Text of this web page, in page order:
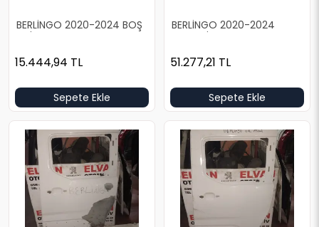
BERLİNGO 2020-2024 BOŞ
GRİ SOL ARKA KAPI
15.444,94 TL
Sepete Ekle
BERLİNGO 2020-2024
DOLU SİYAH SOL ARKA KAPI
51.277,21 TL
Sepete Ekle